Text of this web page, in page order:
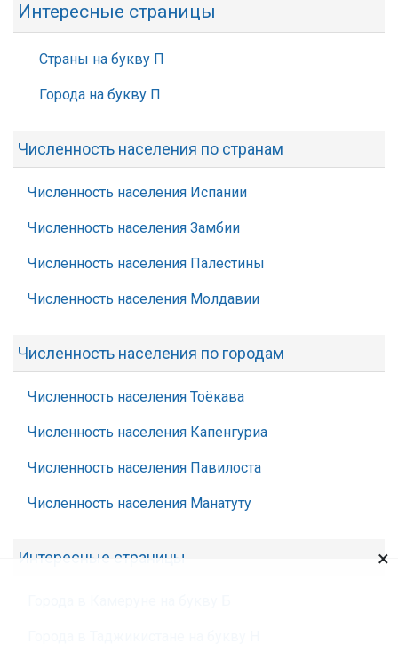
Интересные страницы
Страны на букву П
Города на букву П
Численность населения по странам
Численность населения Испании
Численность населения Замбии
Численность населения Палестины
Численность населения Молдавии
Численность населения по городам
Численность населения Тоёкава
Численность населения Капенгуриа
Численность населения Павилоста
Численность населения Манатуту
Интересные страницы ×